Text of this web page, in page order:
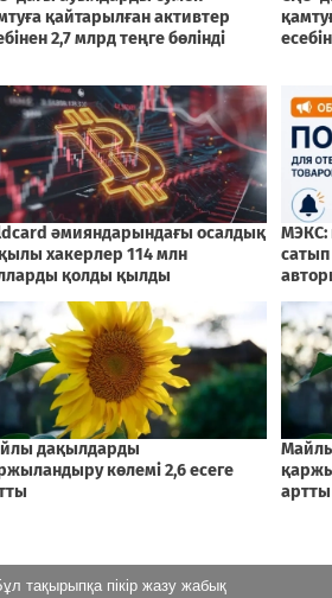
тақырыпқа пікір жазу жабық